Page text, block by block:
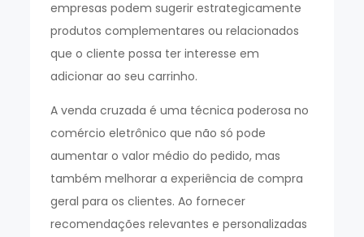
empresas podem sugerir estrategicamente
produtos complementares ou relacionados
que o cliente possa ter interesse em
adicionar ao seu carrinho.
A venda cruzada é uma técnica poderosa no
comércio eletrônico que não só pode
aumentar o valor médio do pedido, mas
também melhorar a experiência de compra
geral para os clientes. Ao fornecer
recomendações relevantes e personalizadas